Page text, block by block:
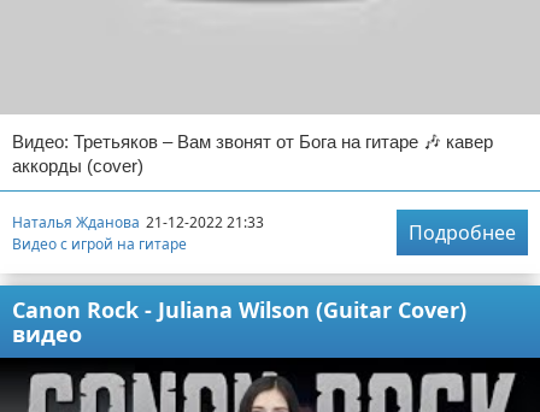
Видео: Третьяков – Вам звонят от Бога на гитаре 🎶 кавер
аккорды (cover)
Наталья Жданова 21-12-2022 21:33
Видео с игрой на гитаре
Подробнее
Canon Rock - Juliana Wilson (Guitar Cover)
видео